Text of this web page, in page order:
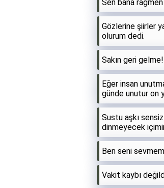
Sen bana
Gözlerine şiirler
olurum dedi.
Sakın geri
Eğer insan
günde unutur on
Sustu aşkı
dinmeyecek içimin
Ben seni
Vakit kaybı